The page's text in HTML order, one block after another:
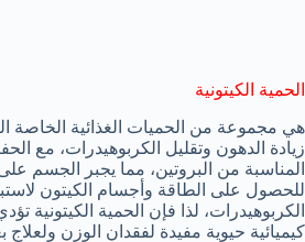
الحمية الكيتونية
هي مجموعة من الحميات الغذائية الخاصة
زيادة الدهون وتقليل الكربوهيدرات، مع
المناسبة من البروتين، مما يجبر الجسم
للحصول على الطاقة وأجسام الكيتون
الكربوهيدرات، لذا فإن الحمية الكيتونية
كيميائية حيوية مفيدة لفقدان الوزن